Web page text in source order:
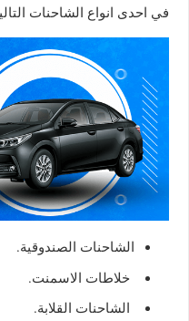
في احدى انواع الشاحنات
الشاحنات الصندوقية.
خلاطات الاسمنت.
الشاحنات القلابة.